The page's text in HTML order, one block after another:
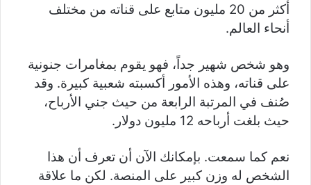
أكثر من 20 مليون متابع على قناته من مختلف
أنحاء العالم.
وهو شخص شهير جداً، فهو يقوم بمغامرات جنونية
على قناته، وهذه الأمور أكسبته شعبية كبيرة. وقد
صُنف في المرتبة الرابعة من حيث جني الأرباح،
حيث بلغت أرباحه 12 مليون دولار.
نعم كما سمعت. بإمكانك الآن أن تعرف أن هذا
الشخص له وزن كبير على المنصة. لكن ما علاقة